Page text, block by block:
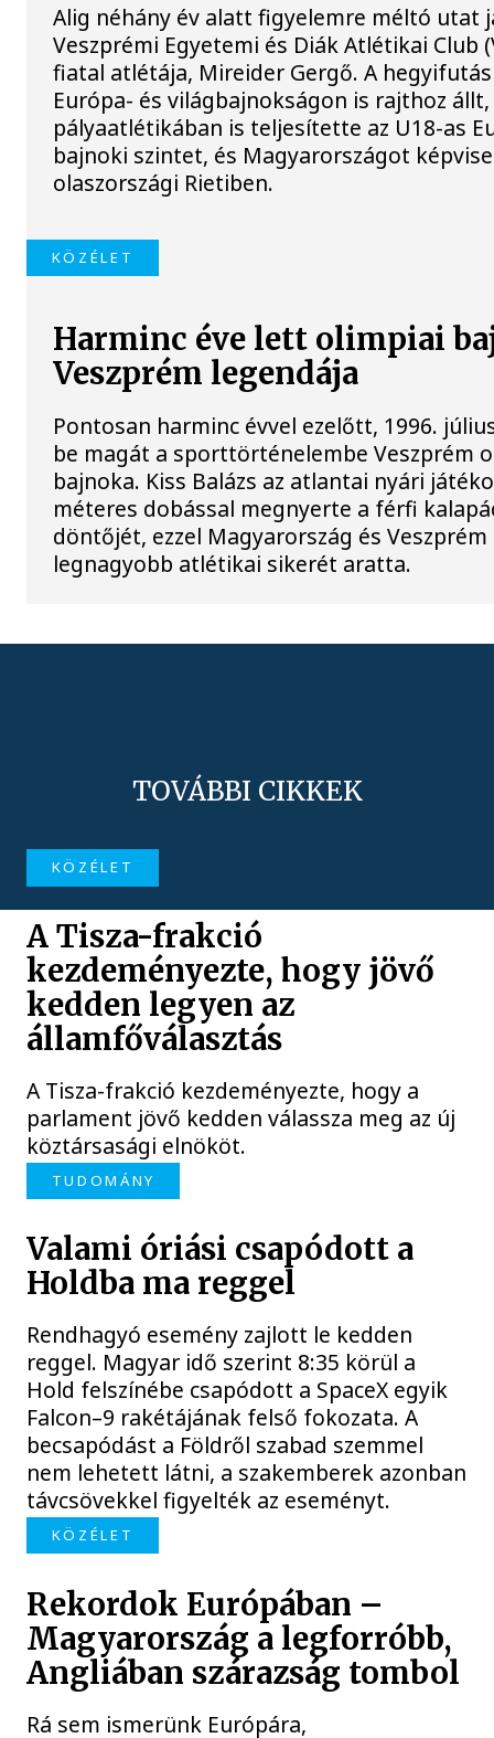
Alig néhány év alatt figyelemre méltó utat
Veszprémi Egyetemi és Diák Atlétikai Club
fiatal atlétája, Mireider Gergő. A
Európa- és világbajnokságon is rajthoz
pályaatlétikában is teljesítette az U18-as
bajnoki szintet, és Magyarországot
olaszországi Rietiben.
KÖZÉLET
Harminc éve lett olimpiai
Veszprém legendája
Pontosan harminc évvel ezelőtt, 1996.
be magát a sporttörténelembe Veszprém
bajnoka. Kiss Balázs az atlantai nyári
méteres dobással megnyerte a férfi
döntőjét, ezzel Magyarország és
legnagyobb atlétikai sikerét aratta.
TOVÁBBI CIKKEK
KÖZÉLET
A Tisza-frakció
kezdeményezte, hogy jövő
kedden legyen az
államfőválasztás
A Tisza-frakció kezdeményezte, hogy a
parlament jövő kedden válassza meg az új
köztársasági elnököt.
TUDOMÁNY
Valami óriási csapódott a
Holdba ma reggel
Rendhagyó esemény zajlott le kedden
reggel. Magyar idő szerint 8:35 körül a
Hold felszínébe csapódott a SpaceX egyik
Falcon–9 rakétájának felső fokozata. A
becsapódást a Földről szabad szemmel
nem lehetett látni, a szakemberek azonban
távcsövekkel figyelték az eseményt.
KÖZÉLET
Rekordok Európában –
Magyarország a legforróbb,
Angliában szárazság tombol
Rá sem ismerünk Európára,